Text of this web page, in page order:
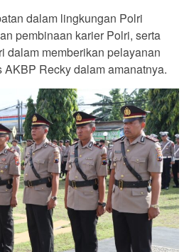
dalam lingkungan Polri
pembinaan karier Polri, serta
dalam memberikan pelayanan
AKBP Recky dalam amanatnya.